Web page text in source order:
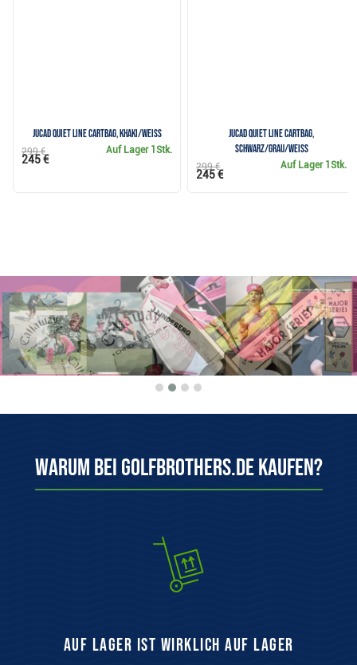
JuCad Quiet Line Cartbag, khaki/weiss
Auf Lager 1Stk.
299 €
245 €
JuCad Quiet Line Cartbag,
schwarz/grau/weiss
Auf Lager 1Stk.
299 €
245 €
Warum bei Golfbrothers.de kaufen?
auf Lager ist wirklich auf Lager